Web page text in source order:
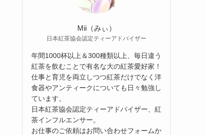
Mii（みぃ）
日本紅茶協会認定ティーアドバイザー
年間1000杯以上＆300種類以上、毎日違う
紅茶を飲むことで有名な大の紅茶愛好家！
仕事と育児を両立しつつ紅茶だけでなく洋
食器やアンティークについても日々勉強し
ています。
日本紅茶協会認定ティーアドバイザー、紅
茶インフルエンサー。
お仕事のご依頼はお問い合わせフォームか